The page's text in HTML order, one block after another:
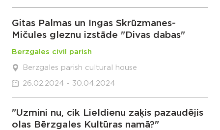
Gitas Palmas un Ingas Skrūzmanes-
Mičules gleznu izstāde "Divas dabas"
Berzgales civil parish
Berzgales parish cultural house
26.02.2024 - 30.04.2024
"Uzmini nu, cik Lieldienu zaķis pazaudējis
olas Bērzgales Kultūras namā?"